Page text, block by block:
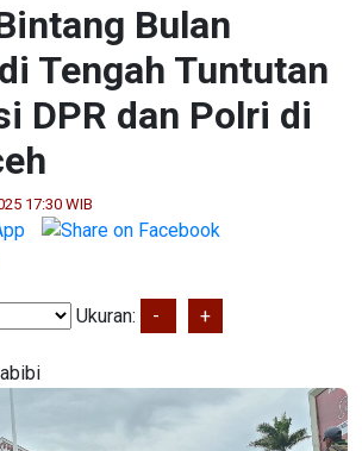
Bulan
Tengah Tuntutan
DPR dan Polri di
17:30 WIB
Ukuran: - +